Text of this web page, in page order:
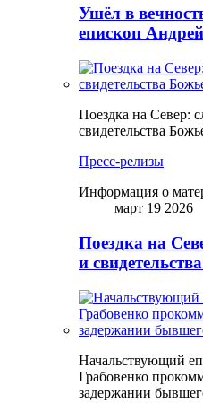
Ушёл в
епископ
Поездка на Север:
свидетельства
Пресс-релизы
Информация о
март 19 2026
Поездка на
и
Начальствующий
Грабовенко
задержании